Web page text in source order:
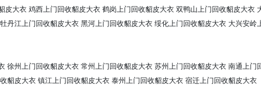
皮大衣 鸡西上门回收貂皮大衣 鹤岗上门回收貂皮大衣 双鸭山上门回收貂皮大衣
牡丹江上门回收貂皮大衣 黑河上门回收貂皮大衣 绥化上门回收貂皮大衣 大兴安岭
徐州上门回收貂皮大衣 常州上门回收貂皮大衣 苏州上门回收貂皮大衣 南通上门
貂皮大衣 镇江上门回收貂皮大衣 泰州上门回收貂皮大衣 宿迁上门回收貂皮大衣